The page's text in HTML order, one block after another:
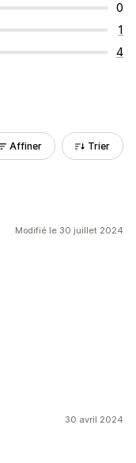
0
1
4
Affiner Trier
Modifié le 30 juillet 2024
30 avril 2024